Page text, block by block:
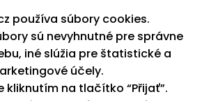
K stiahnutiu
Blog
Kontakt
Kariéra
XML feed
používa súbory cookies.
sú nevyhnutné pre správne
iné slúžia pre štatistické a
účely.
kliknutím na tlačítko “Přijať”.